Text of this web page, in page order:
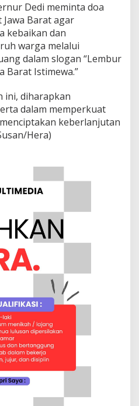
Dedi meminta doa
Barat agar
kebaikan dan
warga melalui
dalam slogan “Lembur
Barat Istimewa.”
ini, diharapkan
dalam memperkuat
keberlanjutan
Hera)